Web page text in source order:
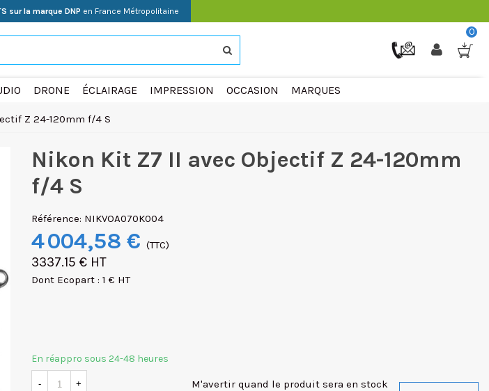
sur la marque DNP en France Métropolitaine
0
DRONE ÉCLAIRAGE IMPRESSION OCCASION MARQUES
Z 24-120mm f/4 S
Nikon Kit Z7 II avec Objectif Z 24-120mm
f/4 S
Référence: NIKVOA070K004
4 004,58 € (TTC)
3337.15 € HT
Dont Ecopart : 1 € HT
En réappro sous 24-48 heures
- + M'avertir quand le produit sera en stock